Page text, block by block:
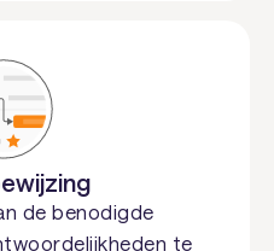
de benodigde
te